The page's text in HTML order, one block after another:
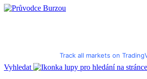
Track all markets on
Vyhledat